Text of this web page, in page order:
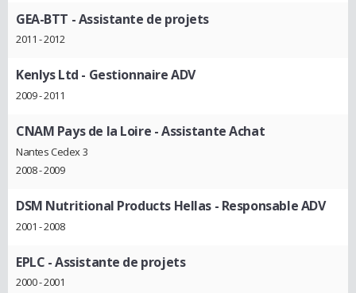
GEA-BTT - Assistante de projets
2011 - 2012
Kenlys Ltd - Gestionnaire ADV
2009 - 2011
CNAM Pays de la Loire - Assistante Achat
Nantes Cedex 3
2008 - 2009
DSM Nutritional Products Hellas- Responsable ADV
2001 - 2008
EPLC - Assistante de projets
2000 - 2001